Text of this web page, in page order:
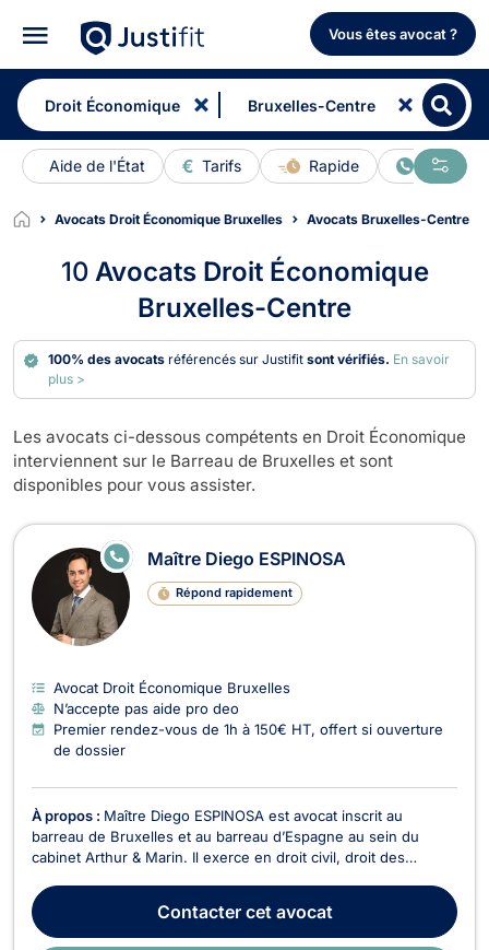
Vous êtes avocat ?
Aide de l'État Tarifs Rapide En ligne
Avocats Droit Économique Bruxelles Avocats Bruxelles-Centre
10 Avocats Droit Économique
Bruxelles-Centre
100% des avocats référencés sur Justifitsont vérifiés. En savoir
plus >
Les avocats ci-dessous compétents en Droit Économique
interviennent sur le Barreau de Bruxelles et sont
disponibles pour vous assister.
Avocats en Droit Économique à
Maître Diego ESPINOSA
Répond rapidement
E
N
N
E
Avocat Droit Économique Bruxelles
N’accepte pas aide pro deo
Premier rendez-vous de 1h à 150€ HT, offert si ouverture
de dossier
À propos : Maître Diego ESPINOSA est avocat inscrit au
barreau de Bruxelles et au barreau d’Espagne au sein du
cabinet Arthur & Marin. Il exerce en droit civil, droit des
numérique, ainsi qu'en droit douanier. Trilingue en espagnol,
français et anglais, Maître ESPINOSA acc...
Contactercet avocat